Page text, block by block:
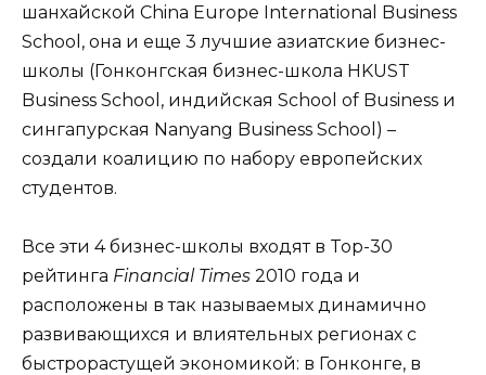
шанхайской China Europe International Business
School, она и еще 3 лучшие азиатские бизнес-
школы (Гонконгская бизнес-школа HKUST
Business School, индийская School of Business и
сингапурская Nanyang Business School) –
создали коалицию по набору европейских
студентов.
Все эти 4 бизнес-школы входят в Top-30
рейтинга Financial Times 2010 года и
расположены в так называемых динамично
развивающихся и влиятельных регионах с
быстрорастущей экономикой: в Гонконге, в